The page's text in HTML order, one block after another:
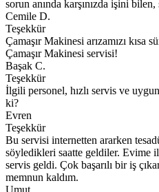
sorun anında karşınızda işini
Cemile D.
Teşekkür
Çamaşır Makinesi arızamızı kısa
Çamaşır Makinesi servisi!
Başak C.
Teşekkür
İlgili personel, hızlı servis ve
ki?
Evren
Teşekkür
Bu servisi internetten ararken
söyledikleri saatte geldiler. Evime
servis geldi. Çok başarılı bir iş
memnun kaldım.
Umut